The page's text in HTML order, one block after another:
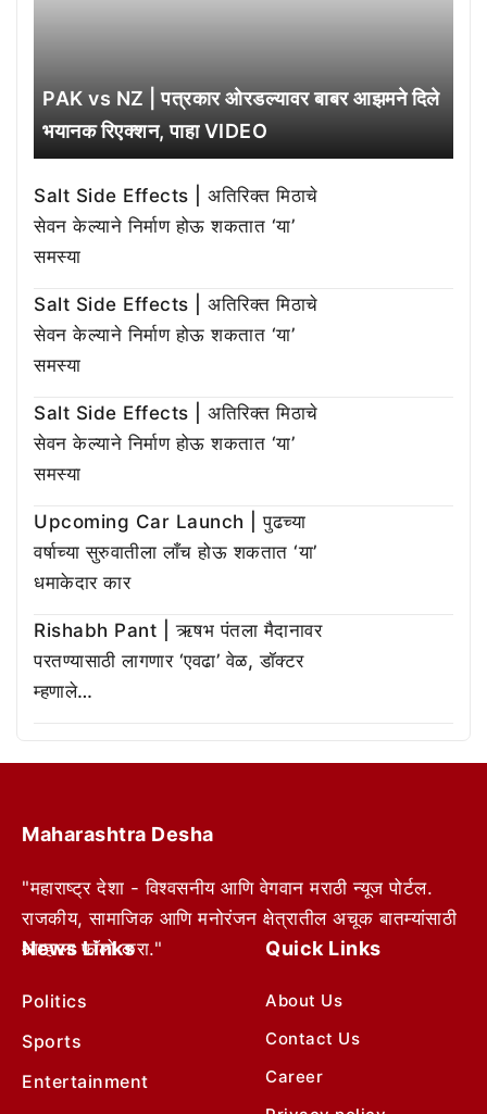
PAK vs NZ | पत्रकार ओरडल्यावर बाबर आझमने दिले
भयानक रिएक्शन, पाहा VIDEO
Salt Side Effects | अतिरिक्त मिठाचे
सेवन केल्याने निर्माण होऊ शकतात ‘या’
समस्या
Salt Side Effects | अतिरिक्त मिठाचे
सेवन केल्याने निर्माण होऊ शकतात ‘या’
समस्या
Salt Side Effects | अतिरिक्त मिठाचे
सेवन केल्याने निर्माण होऊ शकतात ‘या’
समस्या
Upcoming Car Launch | पुढच्या
वर्षाच्या सुरुवातीला लाँच होऊ शकतात ‘या’
धमाकेदार कार
Rishabh Pant | ऋषभ पंतला मैदानावर
परतण्यासाठी लागणार ‘एवढा’ वेळ, डॉक्टर
म्हणाले…
Maharashtra Desha
"महाराष्ट्र देशा - विश्वसनीय आणि वेगवान मराठी न्यूज पोर्टल.
राजकीय, सामाजिक आणि मनोरंजन क्षेत्रातील अचूक बातम्यांसाठी
आम्हाला फॉलो करा."
News Links
Politics
Sports
Entertainment
Quick Links
About Us
Contact Us
Career